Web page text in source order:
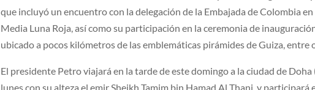
que incluyó un encuentro con la delegación de la Embajada de Colombia
Media Luna Roja, así como su participación en la ceremonia de
ubicado a pocos kilómetros de las emblemáticas pirámides de Guiza, entre
El presidente Petro viajará en la tarde de este domingo a la ciudad de
lunes con su alteza el emir Sheikh Tamim bin Hamad Al Thani, y participará